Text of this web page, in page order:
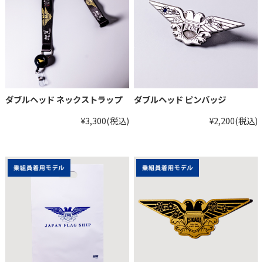
ダブルヘッド ネックストラップ
¥3,300(税込)
ダブルヘッド ピンバッジ
¥2,200(税込)